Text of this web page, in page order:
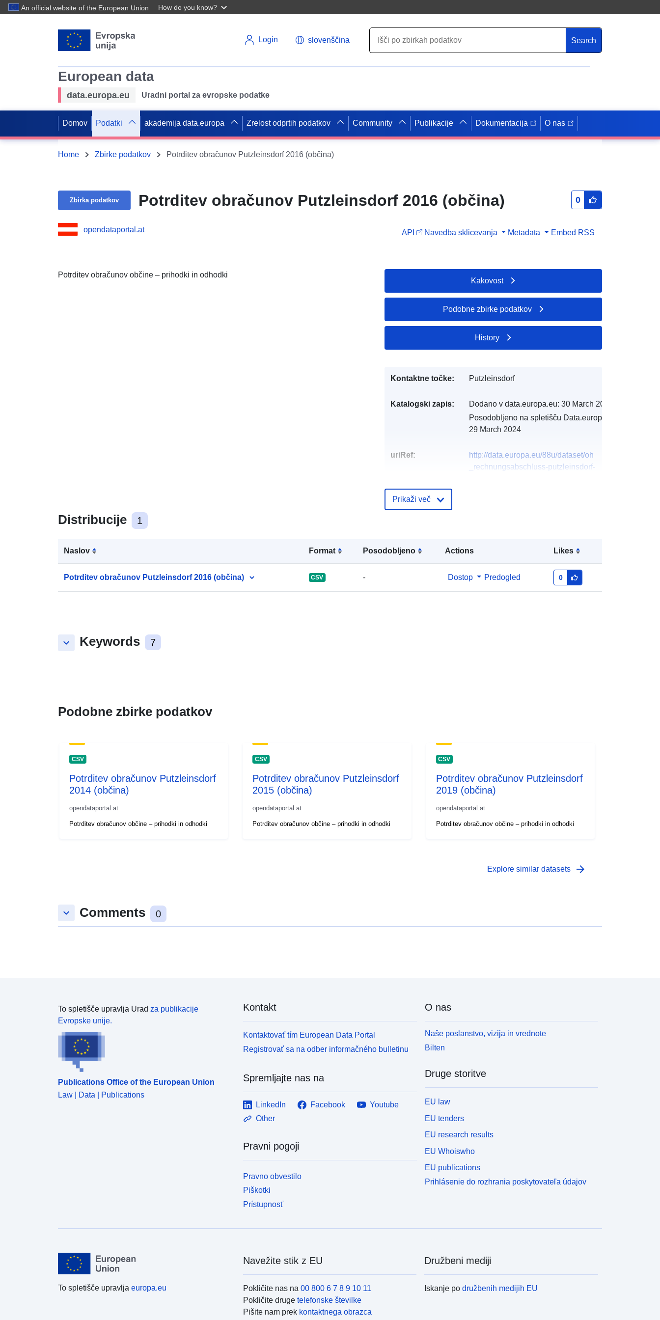
An official website of the European Union How do you know?
Login slovenščina Search
European data
data.europa.eu Uradni portal za evropske podatke
Domov Podatki akademija data.europa Zrelost odprtih podatkov Community Publikacije Dokumentacija O nas
Home Zbirke podatkov Potrditev obračunov Putzleinsdorf 2016 (občina)
Zbirka podatkov Potrditev obračunov Putzleinsdorf 2016 (občina) 0
opendataportal.at API Navedba sklicevanja Metadata Embed RSS
Potrditev obračunov občine – prihodki in odhodki
Distribucije 1
Naslov Format Posodobljeno Actions Likes
Potrditev obračunov Putzleinsdorf 2016 (občina) CSV - Dostop Predogled 0
keyboard_arrow_down Keywords 7
Kakovost
Podobne zbirke podatkov
History
Kontaktne točke: Putzleinsdorf
Katalogski zapis: Dodano v data.europa.eu: 30 March 2022
Posodobljeno na spletišču Data.europa.eu:
29 March 2024
uriRef:
http://data.europa.eu/88u/dataset/oh
_rechnungsabschluss-putzleinsdorf-
Prikaži več
Podobne zbirke podatkov
CSV
Potrditev obračunov Putzleinsdorf
2014 (občina)
opendataportal.at
Potrditev obračunov občine – prihodki in odhodki
CSV
Potrditev obračunov Putzleinsdorf
2015 (občina)
opendataportal.at
Potrditev obračunov občine – prihodki in odhodki
CSV
Potrditev obračunov Putzleinsdorf
2019 (občina)
opendataportal.at
Potrditev obračunov občine – prihodki in odhodki
Explore similar datasets arrow_forward
keyboard_arrow_down Comments 0
To spletišče upravlja Urad za publikacije
Evropske unije.
Publications Office of the European Union
Law | Data | Publications
Kontakt
Kontaktovať tím European Data Portal
Registrovať sa na odber informačného bulletinu
Spremljajte nas na
LinkedIn Facebook
Youtube
Other
Pravni pogoji
Pravno obvestilo
Piškotki
Prístupnosť
O nas
Naše poslanstvo, vizija in vrednote
Bilten
Druge storitve
EU law
EU tenders
EU research results
EU Whoiswho
EU publications
Prihlásenie do rozhrania poskytovateľa údajov
To spletišče upravlja europa.eu
Navežite stik z EU
Pokličite nas na 00 800 6 7 8 9 10 11
Pokličite druge telefonske številke
Pišite nam prek kontaktnega obrazca
Družbeni mediji
Iskanje podružbenih medijih EU